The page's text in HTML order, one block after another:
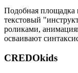
Подобная
текстовый
роликами,
осваивают
CREDOkids